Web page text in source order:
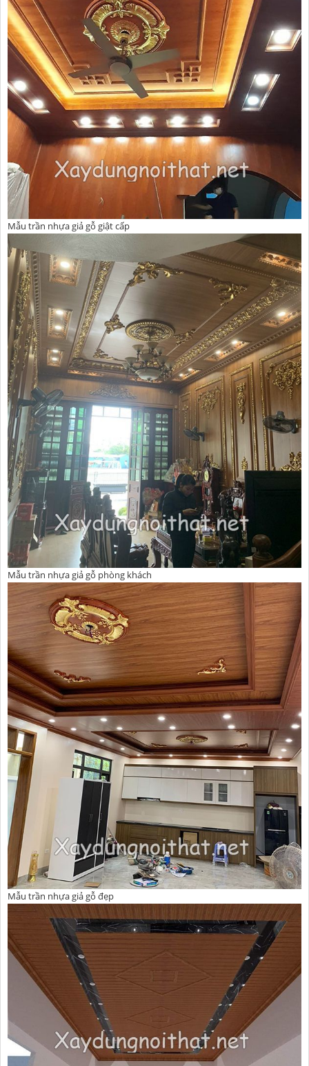
Mẫu trần nhựa giả gỗ giật cấp
Mẫu trần nhựa giả gỗ phòng khách
Mẫu trần nhựa giả gỗ đẹp